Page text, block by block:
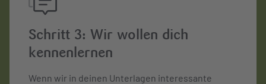
Schritt 3: Wir wollen dich
kennenlernen
Wenn wir in deinen Unterlagen interessante